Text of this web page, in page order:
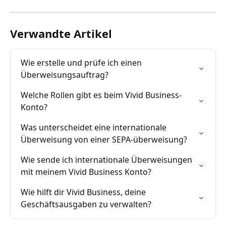
Verwandte Artikel
Wie erstelle und prüfe ich einen
Überweisungsauftrag?
Welche Rollen gibt es beim Vivid Business-
Konto?
Was unterscheidet eine internationale
Überweisung von einer SEPA-überweisung?
Wie sende ich internationale Überweisungen
mit meinem Vivid Business Konto?
Wie hilft dir Vivid Business, deine
Geschäftsausgaben zu verwalten?